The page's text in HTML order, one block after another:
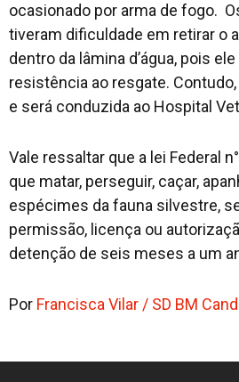
ocasionado por arma de fogo.
tiveram dificuldade em retirar o
dentro da lâmina d’água, pois
resistência ao resgate.
e será conduzida ao Hospital
Vale ressaltar que a lei Federal
que matar, perseguir, caçar,
espécimes da fauna silvestre,
permissão, licença ou
detenção de seis meses a um
Por Francisca Vilar / SD BM